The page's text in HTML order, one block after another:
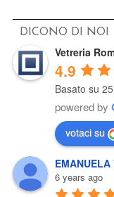
DICONO DI NOI
Vetreria
4.9
Basato su
powered by
votaci su
EMANUELA
6 years ago